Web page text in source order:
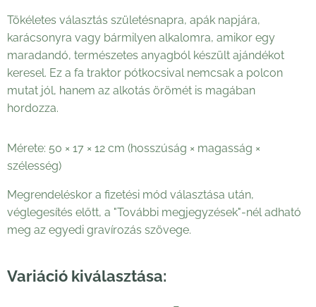
Tökéletes választás születésnapra, apák napjára,
karácsonyra vagy bármilyen alkalomra, amikor egy
maradandó, természetes anyagból készült ajándékot
keresel. Ez a fa traktor pótkocsival nemcsak a polcon
mutat jól, hanem az alkotás örömét is magában
hordozza.
Mérete: 50 × 17 × 12 cm (hosszúság × magasság ×
szélesség)
Megrendeléskor a fizetési mód választása után,
véglegesítés előtt, a "További megjegyzések"-nél adható
meg az egyedi gravírozás szövege.
Variáció kiválasztása: